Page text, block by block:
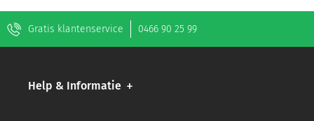
Gratis klantenservice 0466 90 25 99
Help & Informatie